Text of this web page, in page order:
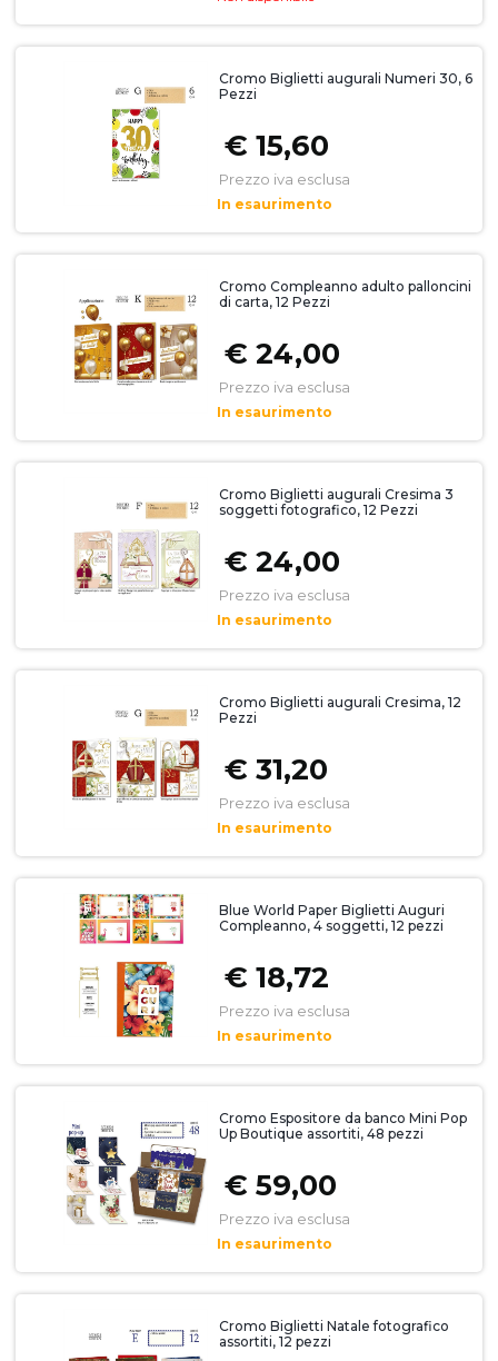
Cromo Biglietti augurali Numeri 30, 6
Pezzi
€ 15,60
Prezzo iva esclusa
In esaurimento
Cromo Compleanno adulto palloncini
di carta, 12 Pezzi
€ 24,00
Prezzo iva esclusa
In esaurimento
Cromo Biglietti augurali Cresima 3
soggetti fotografico, 12 Pezzi
€ 24,00
Prezzo iva esclusa
In esaurimento
Cromo Biglietti augurali Cresima, 12
Pezzi
€ 31,20
Prezzo iva esclusa
In esaurimento
Blue World Paper Biglietti Auguri
Compleanno, 4 soggetti, 12 pezzi
€ 18,72
Prezzo iva esclusa
In esaurimento
Cromo Espositore da banco Mini Pop
Up Boutique assortiti, 48 pezzi
€ 59,00
Prezzo iva esclusa
In esaurimento
Cromo Biglietti Natale fotografico
assortiti, 12 pezzi